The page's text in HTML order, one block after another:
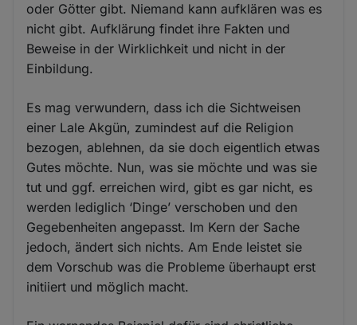
oder Götter gibt. Niemand kann aufklären was es
nicht gibt. Aufklärung findet ihre Fakten und
Beweise in der Wirklichkeit und nicht in der
Einbildung.
Es mag verwundern, dass ich die Sichtweisen
einer Lale Akgün, zumindest auf die Religion
bezogen, ablehnen, da sie doch eigentlich etwas
Gutes möchte. Nun, was sie möchte und was sie
tut und ggf. erreichen wird, gibt es gar nicht, es
werden lediglich ‘Dinge’ verschoben und den
Gegebenheiten angepasst. Im Kern der Sache
jedoch, ändert sich nichts. Am Ende leistet sie
dem Vorschub was die Probleme überhaupt erst
initiiert und möglich macht.